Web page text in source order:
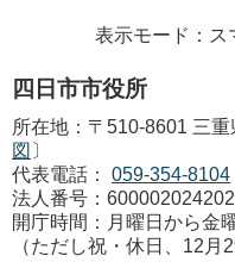
表示モード：ス
四日市市役所
所在地：〒510-8601 三
図 〕
代表電話：
059-354-8104
法人番号：
開庁時間：月曜日から金
（ただし祝・休日、12月